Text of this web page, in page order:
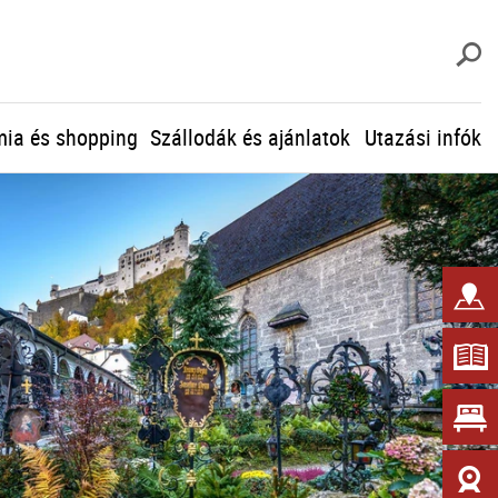
és shopping Szállodák és ajánlatok Utazási infók